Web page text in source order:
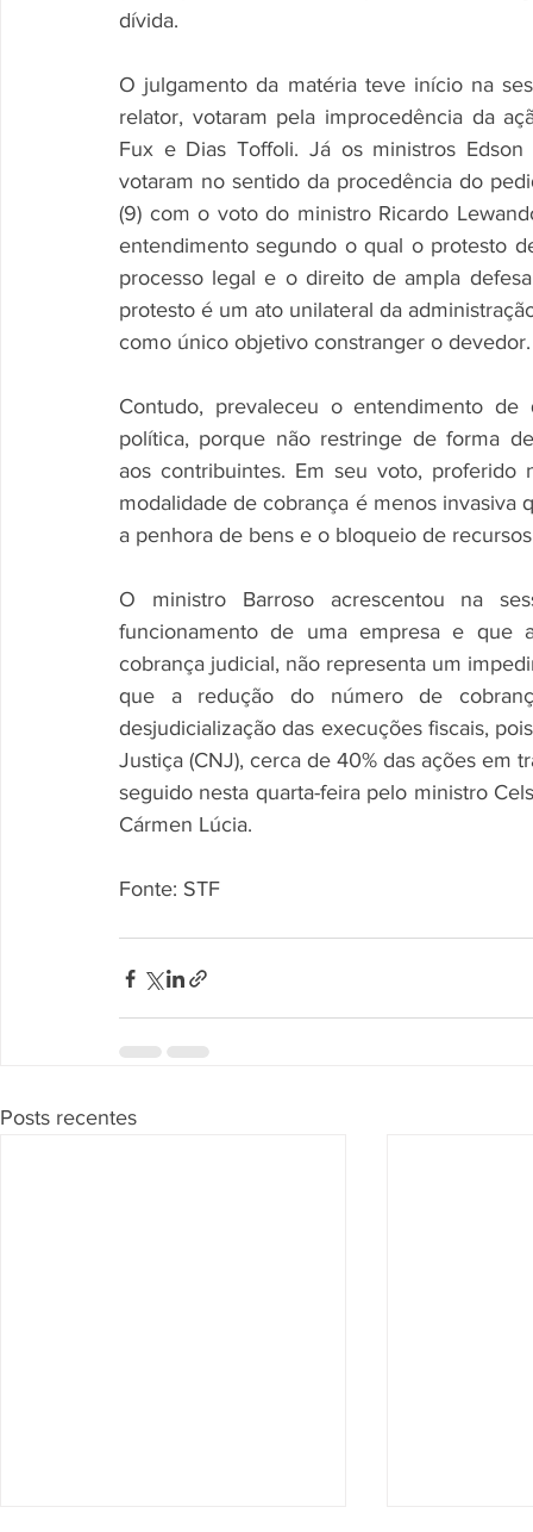
dívida.
O julgamento da matéria teve início na
relator, votaram pela improcedência da
Fux e Dias Toffoli. Já os ministros
votaram no sentido da procedência do
(9) com o voto do ministro Ricardo
entendimento segundo o qual o protesto
processo legal e o direito de ampla
protesto é um ato unilateral da
como único objetivo constranger o
Contudo, prevaleceu o entendimento
política, porque não restringe de forma
aos contribuintes. Em seu voto, proferido
modalidade de cobrança é menos invasiva
a penhora de bens e o bloqueio de
O ministro Barroso acrescentou na
funcionamento de uma empresa e que
cobrança judicial, não representa um
que a redução do número de
desjudicialização das execuções fiscais,
Justiça (CNJ), cerca de 40% das ações em
seguido nesta quarta-feira pelo ministro
Cármen Lúcia.
Fonte: STF
Posts recentes